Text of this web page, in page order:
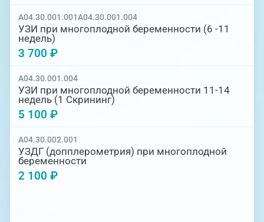
A04.30.001.001A04.30.001.004
УЗИ при многоплодной беременности (6 -11
недель)
3 700 ₽
A04.30.001.004
УЗИ при многоплодной беременности 11-14
недель (1 Скрининг)
5 100 ₽
A04.30.002.001
УЗДГ (допплерометрия) при многоплодной
беременности
2 100 ₽